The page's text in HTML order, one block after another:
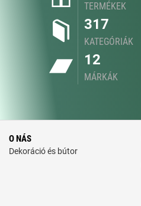
TERMÉKEK
317
KATEGÓRIÁK
12
MÁRKÁK
O NÁS
Dekoráció és bútor